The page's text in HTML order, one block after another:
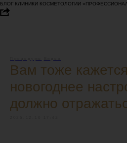
БЛОГ КЛИНИКИ КОСМЕТОЛОГИИ
Вам тоже
новогоднее
должно